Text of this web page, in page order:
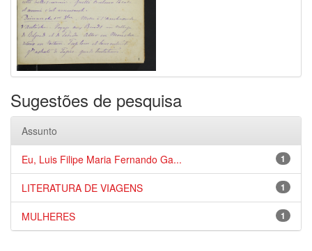
Sugestões de pesquisa
Assunto
1
Eu, Luis Filipe Maria Fernando Ga...
1
LITERATURA DE VIAGENS
1
MULHERES